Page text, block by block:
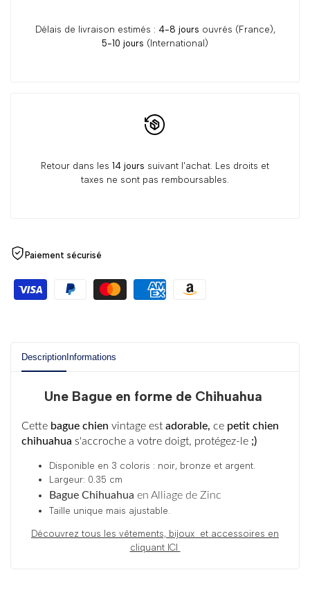
Délais de livraison estimés : 4-8 jours ouvrés (France),
5-10 jours (International)
Retour dans les 14 jours suivant l'achat. Les droits et
taxes ne sont pas remboursables.
Paiement sécurisé
DescriptionInformations
Une Bague en forme de Chihuahua
Cette bague chien vintage est adorable, ce petit chien
chihuahua s'accroche a votre doigt, protégez-le ;)
Disponible en 3 coloris : noir, bronze et argent.
Largeur: 0.35 cm
Bague Chihuahua en Alliage de Zinc
Taille unique mais ajustable.
Découvrez tous les vêtements, bijoux et accessoires en
cliquant ICI